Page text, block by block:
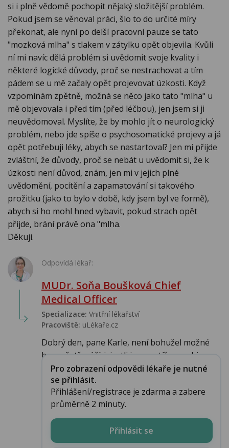
si i plně vědomě pochopit nějaký složitější problém.
Pokud jsem se věnoval práci, šlo to do určité míry
překonat, ale nyní po delší pracovní pauze se tato
"mozková mlha" s tlakem v zátylku opět objevila. Kvůli
ní mi navíc dělá problém si uvědomit svoje kvality i
některé logické důvody, proč se nestrachovat a tím
pádem se u mě začaly opět projevovat úzkosti. Když
vzpomínám zpětně, možná se něco jako tato "mlha" u
mě objevovala i před tím (před léčbou), jen jsem si ji
neuvědomoval. Myslíte, že by mohlo jít o neurologický
problém, nebo jde spíše o psychosomatické projevy a já
opět potřebuji léky, abych se nastartoval? Jen mi přijde
zvláštní, že důvody, proč se nebát u uvědomit si, že k
úzkosti není důvod, znám, jen mi v jejich plné
uvědomění, pocítění a zapamatování si takového
prožitku (jako to bylo v době, kdy jsem byl ve formě),
abych si ho mohl hned vybavit, pokud strach opět
přijde, brání právě ona "mlha.
Děkuji.
Odpovídá lékař:
MUDr. Soňa Boušková Chief
Medical Officer
Specializace: Vnitřní lékařství
Pracoviště: uLékaře.cz
Dobrý den, pane Karle, není bohužel možné
bez vyšetření říci, jestli jsou potíže psychic...
Pro zobrazení odpovědi lékaře je nutné
se přihlásit.
Přihlášení/registrace je zdarma a zabere
průměrně 2 minuty.
Přihlásit se